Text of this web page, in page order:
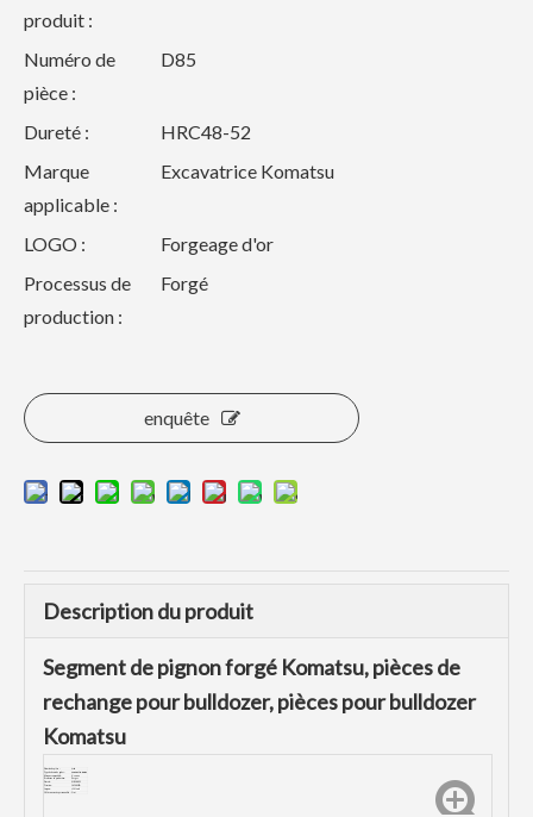
produit :
Numéro de
pièce :
D85
Dureté :
HRC48-52
Marque
applicable :
Excavatrice Komatsu
LOGO :
Forgeage d'or
Processus de
production :
Forgé
enquête
Description du produit
Segment de pignon forgé Komatsu, pièces de
rechange pour bulldozer, pièces pour bulldozer
Komatsu
Processus de production:
Forger
≥20J/cm